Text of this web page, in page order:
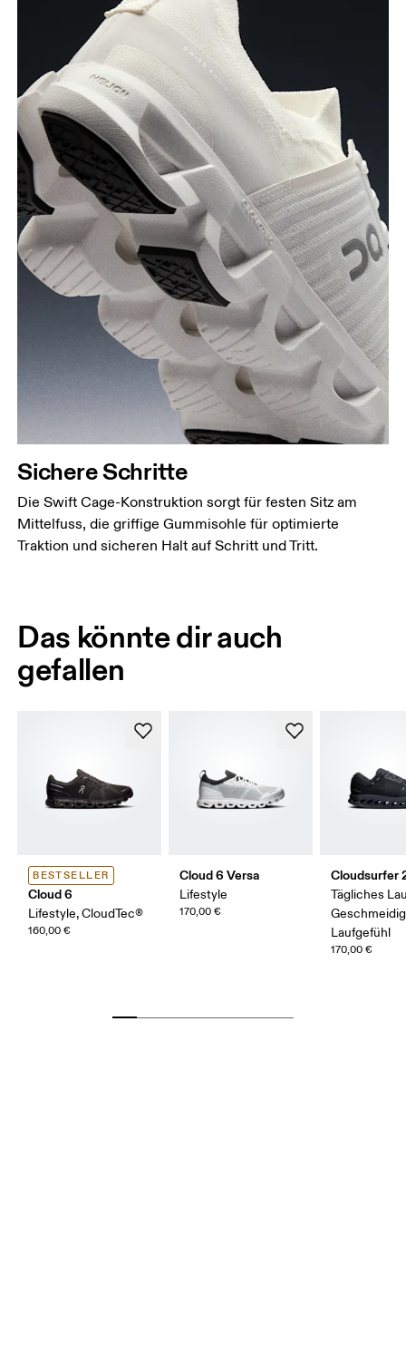
Sichere Schritte
Die Swift Cage-Konstruktion sorgt für festen Sitz am
Mittelfuss, die griffige Gummisohle für optimierte
Traktion und sicheren Halt auf Schritt und Tritt.
Das könnte dir auch
gefallen
BESTSELLER
Cloud 6
Lifestyle, CloudTec®
160,00 €
Cloud 6 Versa
Lifestyle
170,00 €
Cloudsurfer
Tägliches
Laufgefühl
170,00 €